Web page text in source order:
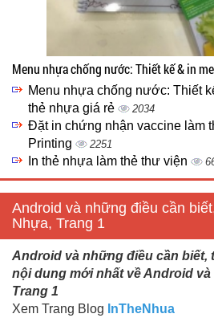
Menu nhựa chống nước: Thiết kế & in
Menu nhựa chống nước: Thiết
thẻ nhựa giá rẻ
2034
Đặt in chứng nhận vaccine làm
Printing
2251
In thẻ nhựa làm thẻ thư viện
Android và những điều cần
Nhựa, Trang 1
Android và những điều cần biết,
nội dung mới nhất về Android
Trang 1
Xem Trang Blog InTheNhua